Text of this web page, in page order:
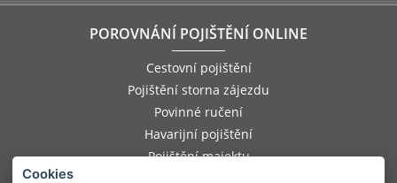
POROVNÁNÍ POJIŠTĚNÍ ONLINE
Cestovní pojištění
Pojištění storna zájezdu
Povinné ručení
Havarijní pojištění
Pojištění majektu
Cookies